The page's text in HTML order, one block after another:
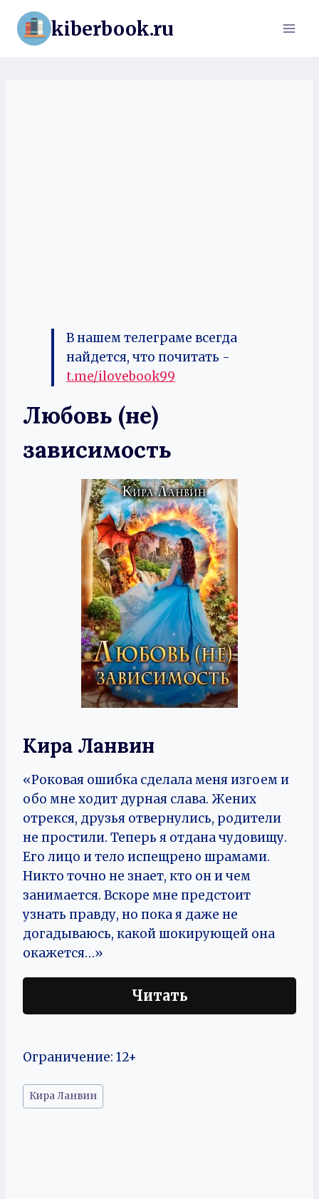
Перейти
содержимому
kiberbook.ru
В нашем телеграме всегда
найдется, что почитать -
t.me/ilovebook99
Любовь (не)
зависимость
Кира Ланвин
«Роковая ошибка сделала меня изгоем и
обо мне ходит дурная слава. Жених
отрекся, друзья отвернулись, родители
не простили. Теперь я отдана чудовищу.
Его лицо и тело испещрено шрамами.
Никто точно не знает, кто он и чем
занимается. Вскоре мне предстоит
узнать правду, но пока я даже не
догадываюсь, какой шокирующей она
окажется…»
Читать
Ограничение: 12+
Метки
записи:
Кира Ланвин